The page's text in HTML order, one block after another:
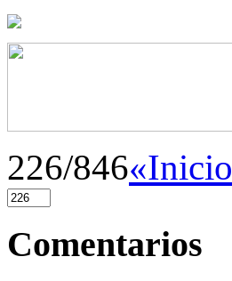
226/846«Inicio
Comentarios